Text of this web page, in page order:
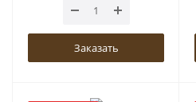
Заказать